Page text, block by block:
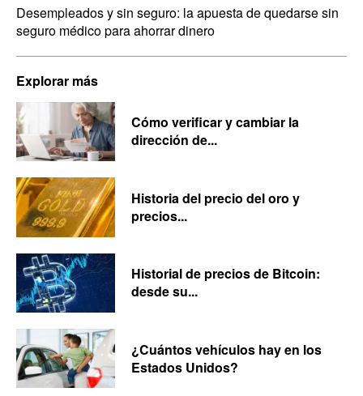
Desempleados y sin seguro: la apuesta de quedarse sin
seguro médico para ahorrar dinero
Explorar más
Cómo verificar y cambiar la
dirección de...
Historia del precio del oro y
precios...
Historial de precios de Bitcoin:
desde su...
¿Cuántos vehículos hay en los
Estados Unidos?